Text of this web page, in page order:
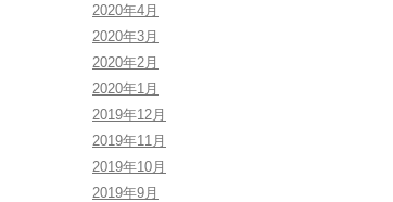
2020年4月
2020年3月
2020年2月
2020年1月
2019年12月
2019年11月
2019年10月
2019年9月